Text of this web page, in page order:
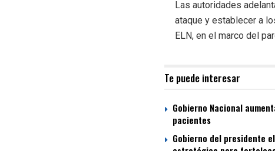
Las autoridades
ataque y establecer a
ELN, en el marco del
Te puede interesar
Gobierno Nacional
pacientes
Gobierno del presidente